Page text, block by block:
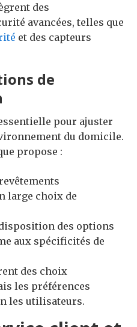
des
avancées, telles que
et des capteurs
de
pour ajuster
du domicile.
propose :
large choix de
des options
aux spécificités de
des choix
les préférences
les utilisateurs.